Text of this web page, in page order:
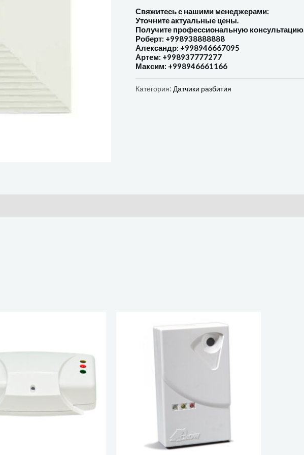
Свяжитесь с нашими менеджерами:
Уточните актуальные цены.
Получите профессиональную консультацию.
Роберт: +998938888888
Александр: +998946667095
Артем: +998937777277
Максим: +998946661166
Категория: Датчики разбития